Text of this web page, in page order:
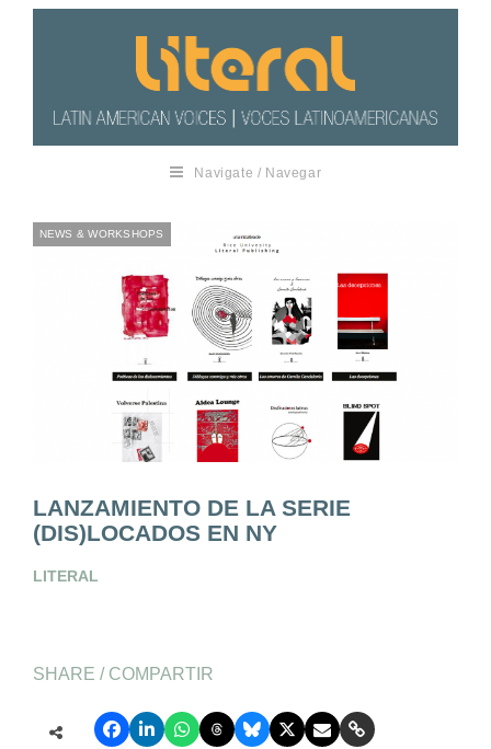
Navigate / Navegar
NEWS & WORKSHOPS
LANZAMIENTO DE LA SERIE
(DIS)LOCADOS EN NY
LITERAL
SHARE / COMPARTIR